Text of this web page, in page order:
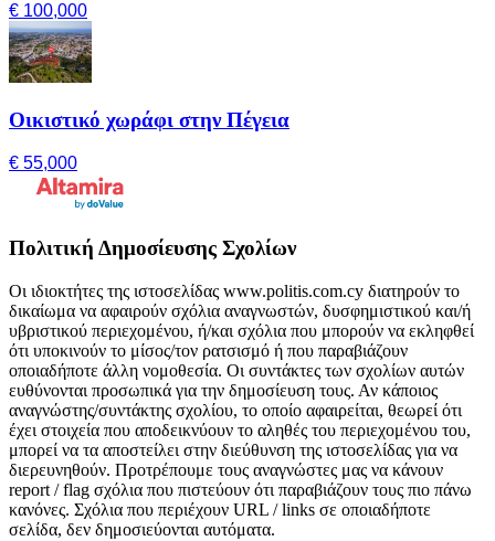
€ 100,000
Οικιστικό χωράφι στην Πέγεια
€ 55,000
Πολιτική Δημοσίευσης Σχολίων
Οι ιδιοκτήτες της ιστοσελίδας www.politis.com.cy διατηρούν το
δικαίωμα να αφαιρούν σχόλια αναγνωστών, δυσφημιστικού και/ή
υβριστικού περιεχομένου, ή/και σχόλια που μπορούν να εκληφθεί
ότι υποκινούν το μίσος/τον ρατσισμό ή που παραβιάζουν
οποιαδήποτε άλλη νομοθεσία. Οι συντάκτες των σχολίων αυτών
ευθύνονται προσωπικά για την δημοσίευση τους. Αν κάποιος
αναγνώστης/συντάκτης σχολίου, το οποίο αφαιρείται, θεωρεί ότι
έχει στοιχεία που αποδεικνύουν το αληθές του περιεχομένου του,
μπορεί να τα αποστείλει στην διεύθυνση της ιστοσελίδας για να
διερευνηθούν. Προτρέπουμε τους αναγνώστες μας να κάνουν
report / flag σχόλια που πιστεύουν ότι παραβιάζουν τους πιο πάνω
κανόνες. Σχόλια που περιέχουν URL / links σε οποιαδήποτε
σελίδα, δεν δημοσιεύονται αυτόματα.